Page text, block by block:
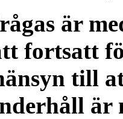
är
fortsatt
till
är